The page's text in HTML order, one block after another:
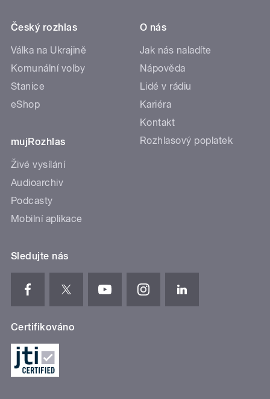
Český rozhlas
Válka na Ukrajině
Komunální volby
Stanice
eShop
mujRozhlas
Živé vysílání
Audioarchiv
Podcasty
Mobilní aplikace
O nás
Jak nás naladíte
Nápověda
Lidé v rádiu
Kariéra
Kontakt
Rozhlasový poplatek
Sledujte nás
Certifikováno